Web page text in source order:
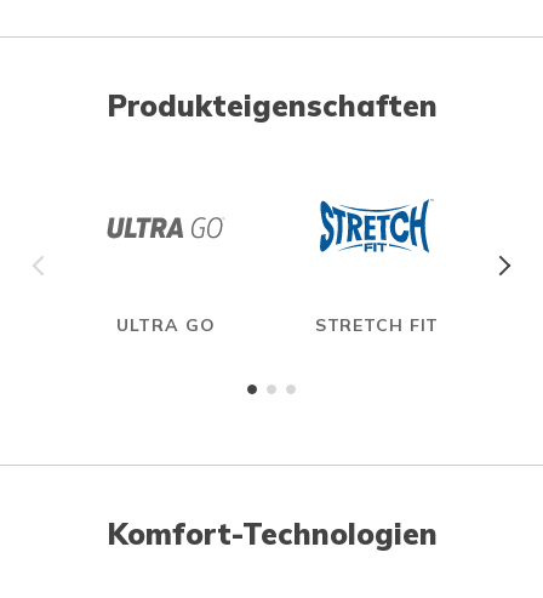
Produkteigenschaften
ULTRA GO
STRETCH FIT
Komfort-Technologien